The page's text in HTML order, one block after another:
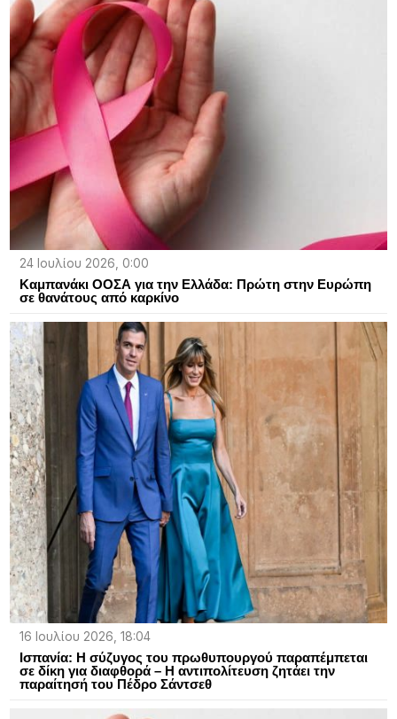
24 Ιουλίου 2026, 0:00
Καμπανάκι ΟΟΣΑ για την Ελλάδα: Πρώτη στην Ευρώπη
σε θανάτους από καρκίνο
16 Ιουλίου 2026, 18:04
Ισπανία: Η σύζυγος του πρωθυπουργού παραπέμπεται
σε δίκη για διαφθορά – Η αντιπολίτευση ζητάει την
παραίτησή του Πέδρο Σάντσεθ